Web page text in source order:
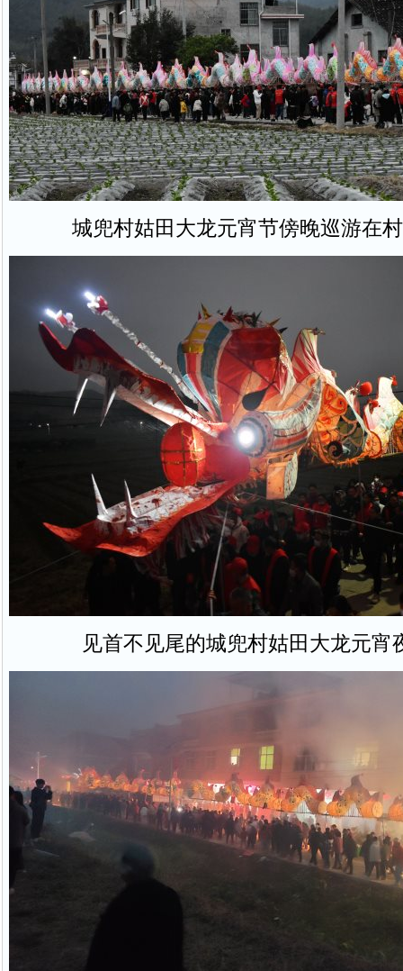
城兜村姑田大龙元宵节傍晚巡游在
见首不见尾的城兜村姑田大龙元宵